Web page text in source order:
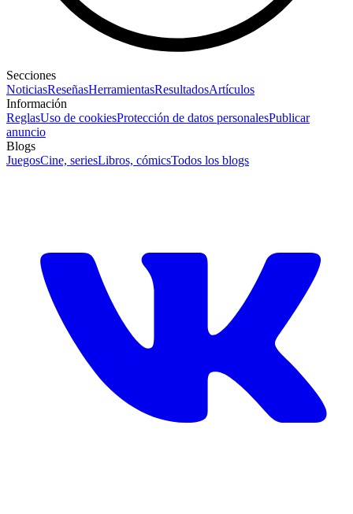
Secciones
NoticiasReseñasHerramientasResultadosArtículos
Información
ReglasUso de cookiesProtección de datos personalesPublicar
anuncio
Blogs
JuegosCine, seriesLibros, cómicsTodos los blogs